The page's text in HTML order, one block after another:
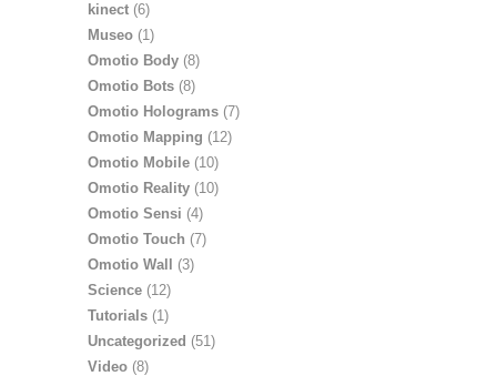
kinect (6)
Museo (1)
Omotio Body (8)
Omotio Bots (8)
Omotio Holograms (7)
Omotio Mapping (12)
Omotio Mobile (10)
Omotio Reality (10)
Omotio Sensi (4)
Omotio Touch (7)
Omotio Wall
(3)
Science (12)
Tutorials (1)
Uncategorized (51)
Video (8)